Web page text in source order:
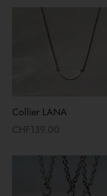
Collier LANA
CHF139.00